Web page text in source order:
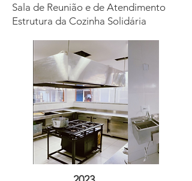
Sala de Reunião e de Atendimento
Estrutura da Cozinha Solidária